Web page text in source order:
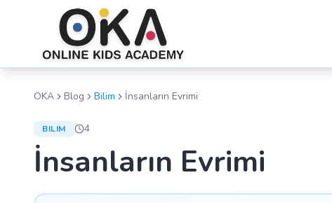
OKA Blog Bilim İnsanların Evrimi
BILIM 4
İnsanların Evrimi